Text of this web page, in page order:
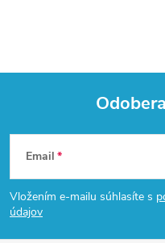
Z
á
p
Email
Vložením e-mailu súhlasíte s
údajov